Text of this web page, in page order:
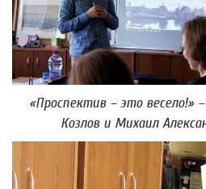
«Проспектив – это весело!»
Козлов и Михаил